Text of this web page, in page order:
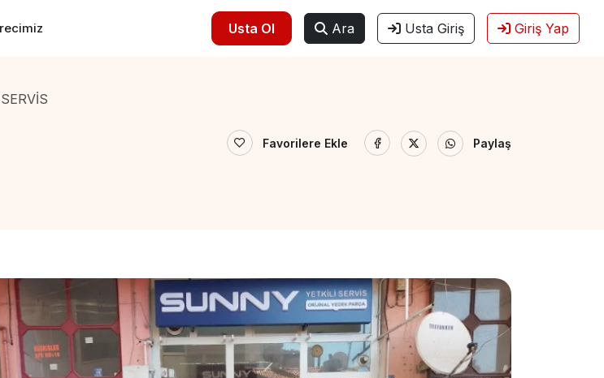
Usta Ol Ara Usta Giriş Giriş Yap
Favorilere Ekle Paylaş